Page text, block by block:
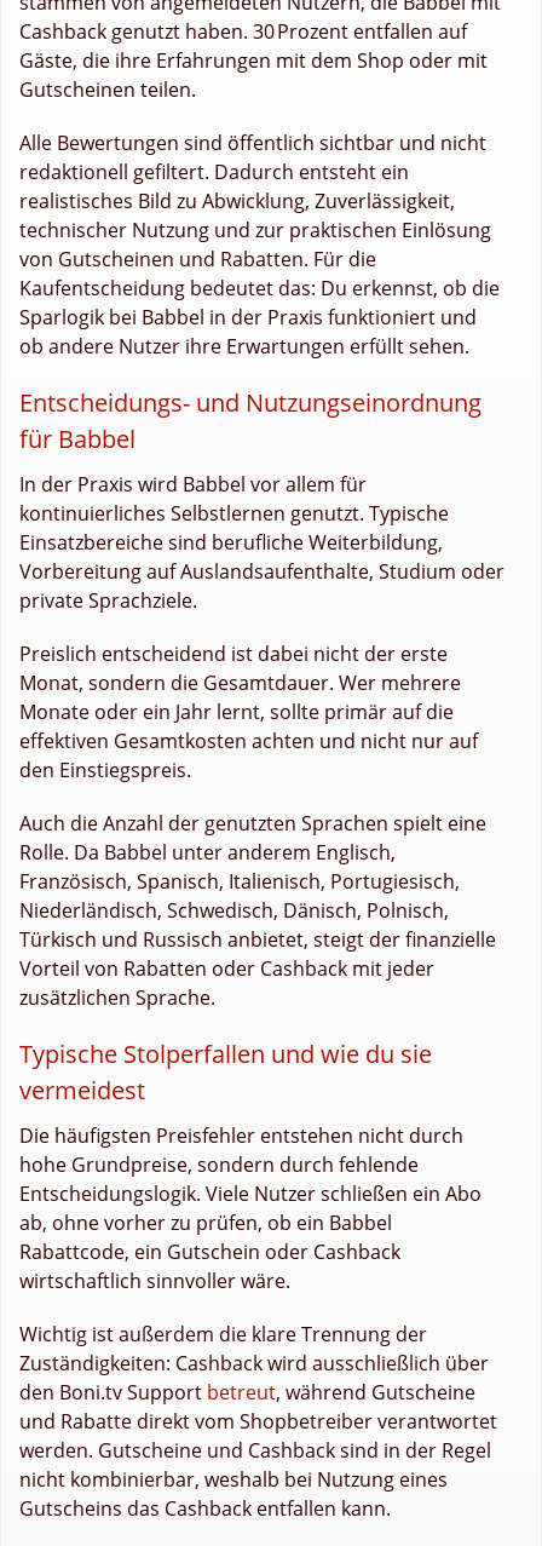
Cashback genutzt haben. 30 Prozent entfallen auf
Gäste, die ihre Erfahrungen mit dem Shop oder mit
Gutscheinen teilen.
Alle Bewertungen sind öffentlich sichtbar und nicht
redaktionell gefiltert. Dadurch entsteht ein
realistisches Bild zu Abwicklung, Zuverlässigkeit,
technischer Nutzung und zur praktischen Einlösung
von Gutscheinen und Rabatten. Für die
Kaufentscheidung bedeutet das: Du erkennst, ob die
Sparlogik bei Babbel in der Praxis funktioniert und
ob andere Nutzer ihre Erwartungen erfüllt sehen.
Entscheidungs- und Nutzungseinordnung
für Babbel
In der Praxis wird Babbel vor allem für
kontinuierliches Selbstlernen genutzt. Typische
Einsatzbereiche sind berufliche Weiterbildung,
Vorbereitung auf Auslandsaufenthalte, Studium oder
private Sprachziele.
Preislich entscheidend ist dabei nicht der erste
Monat, sondern die Gesamtdauer. Wer mehrere
Monate oder ein Jahr lernt, sollte primär auf die
effektiven Gesamtkosten achten und nicht nur auf
den Einstiegspreis.
Auch die Anzahl der genutzten Sprachen spielt eine
Rolle. Da Babbel unter anderem Englisch,
Französisch, Spanisch, Italienisch, Portugiesisch,
Niederländisch, Schwedisch, Dänisch, Polnisch,
Türkisch und Russisch anbietet, steigt der finanzielle
Vorteil von Rabatten oder Cashback mit jeder
zusätzlichen Sprache.
Typische Stolperfallen und wie du sie
vermeidest
Die häufigsten Preisfehler entstehen nicht durch
hohe Grundpreise, sondern durch fehlende
Entscheidungslogik. Viele Nutzer schließen ein Abo
ab, ohne vorher zu prüfen, ob ein Babbel
Rabattcode, ein Gutschein oder Cashback
wirtschaftlich sinnvoller wäre.
Wichtig ist außerdem die klare Trennung der
Zuständigkeiten: Cashback wird ausschließlich über
den Boni.tv Support betreut, während Gutscheine
und Rabatte direkt vom Shopbetreiber verantwortet
werden. Gutscheine und Cashback sind in der Regel
nicht kombinierbar, weshalb bei Nutzung eines
Gutscheins das Cashback entfallen kann.